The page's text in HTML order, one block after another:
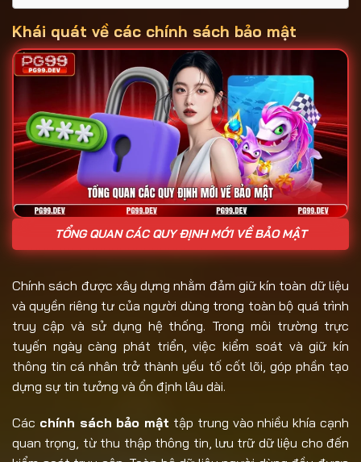
Khái quát về các chính sách bảo mật
TỔNG QUAN CÁC QUY ĐỊNH MỚI VỀ BẢO MẬT
Chính sách được xây dựng nhằm đảm giữ kín toàn dữ liệu
và quyền riêng tư của người dùng trong toàn bộ quá trình
truy cập và sử dụng hệ thống. Trong môi trường trực
tuyến ngày càng phát triển, việc kiểm soát và giữ kín
thông tin cá nhân trở thành yếu tố cốt lõi, góp phần tạo
dựng sự tin tưởng và ổn định lâu dài.
Các chính sách bảo mật tập trung vào nhiều khía cạnh
quan trọng, từ thu thập thông tin, lưu trữ dữ liệu cho đến